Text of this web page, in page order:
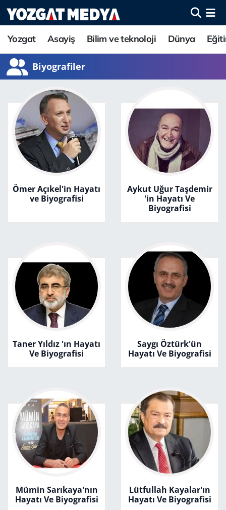
Yozgat Asayiş Bilim ve teknoloji Dünya
Biyografiler
Ömer Açıkel'in Hayatı
ve Biyografisi
Aykut Uğur Taşdemir
'in Hayatı Ve
Biyografisi
Taner Yıldız 'ın Hayatı
Ve Biyografisi
Saygı Öztürk'ün
Hayatı Ve Biyografisi
Mümin Sarıkaya'nın
Hayatı Ve Biyografisi
Lütfullah Kayalar'ın
Hayatı Ve Biyografisi